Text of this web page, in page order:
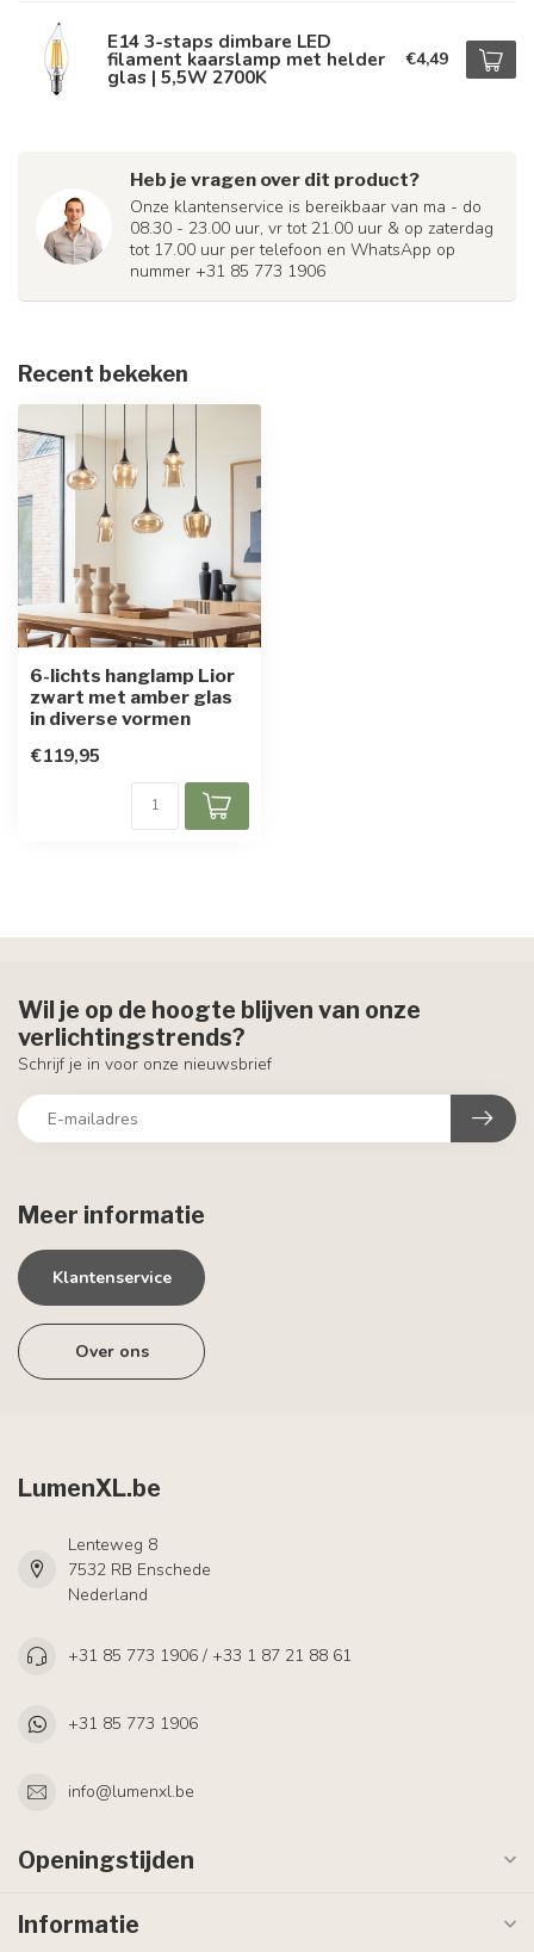
E14 3-staps dimbare LED
filament kaarslamp met helder
glas | 5,5W 2700K
€4,49
Heb je vragen over dit product?
Onze klantenservice is bereikbaar van ma - do
08.30 - 23.00 uur, vr tot 21.00 uur & op zaterdag
tot 17.00 uur per telefoon en WhatsApp op
nummer +31 85 773 1906
Recent bekeken
6-lichts hanglamp Lior
zwart met amber glas
in diverse vormen
€119,95
Meer informatie
Klantenservice
Over ons
Wil je op de hoogte blijven van onze
verlichtingstrends?
Schrijf je in voor onze nieuwsbrief
LumenXL.be
Lenteweg 8
7532 RB Enschede
Nederland
+31 85 773 1906 / +33 1 87 21 88 61
+31 85 773 1906
info@lumenxl.be
Openingstijden
Informatie